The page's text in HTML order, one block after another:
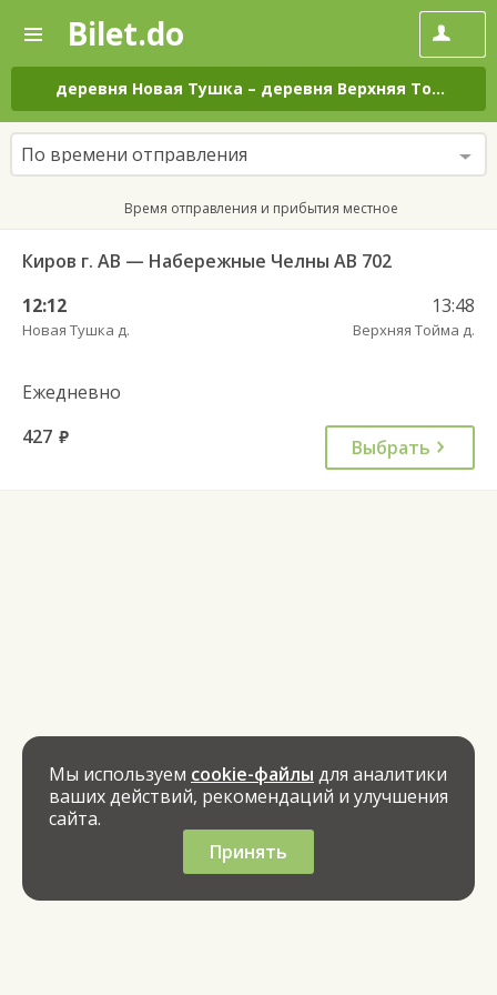
—
Поиск
и
покупка
билетов
на
автобус
онлайн
Bilet.do
деревня Новая Тушка – деревня Верхняя Тойма
По времени отправления
Время отправления и прибытия местное
Киров г. АВ — Набережные Челны АВ 702
12:12
Новая Тушка д.
13:48
Верхняя Тойма д.
Ежедневно
427 руб. Выбрать
Мы используем cookie-файлы для аналитики
ваших действий, рекомендаций и улучшения
сайта.
Принять